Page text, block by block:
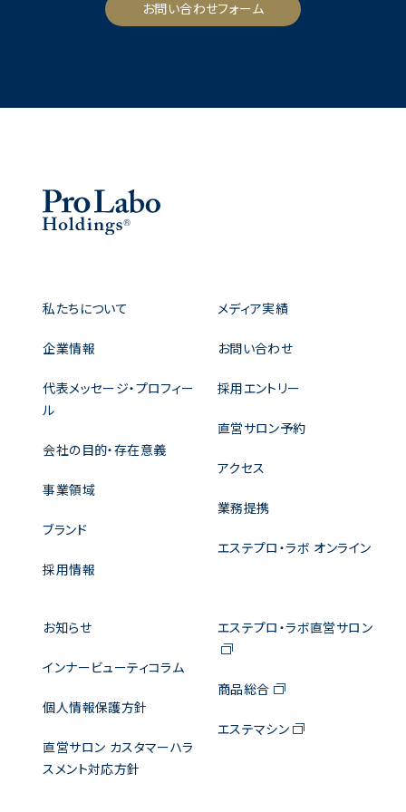
お問い合わせフォーム
私たちについて
企業情報
代表メッセージ・プロフィー
ル
会社の目的・存在意義
事業領域
ブランド
採用情報
メディア実績
お問い合わせ
採用エントリー
直営サロン予約
アクセス
業務提携
エステプロ・ラボ オンライン
お知らせ
インナービューティコラム
個人情報保護方針
直営サロン カスタマーハラ
スメント対応方針
エステプロ・ラボ直営サロン
商品総合
エステマシン